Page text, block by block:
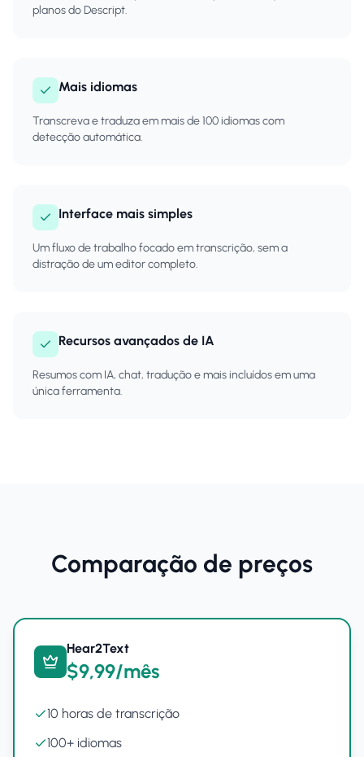
planos do Descript.
Mais idiomas
Transcreva e traduza em mais de 100 idiomas com
detecção automática.
Interface mais simples
Um fluxo de trabalho focado em transcrição, sem a
distração de um editor completo.
Recursos avançados de IA
Resumos com IA, chat, tradução e mais incluídos em uma
única ferramenta.
Comparação de preços
Hear2Text
$9,99/mês
10 horas de transcrição
100+ idiomas